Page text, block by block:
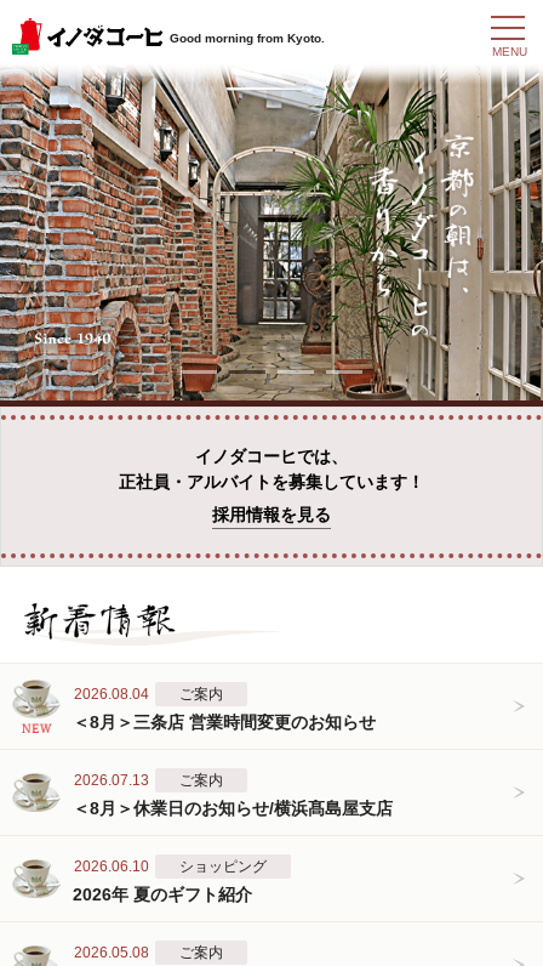
Good morning from Kyoto.
t
o
g
g
l
e
n
a
v
g
a
t
i
o
n
MENU
イノダコーヒでは、
正社員・アルバイトを募集しています！
採用情報を見る
2026.08.04 ご案内
＜8月＞三条店 営業時間変更のお知らせ
2026.07.13 ご案内
＜8月＞休業日のお知らせ/横浜髙島屋支店
2026.06.10 ショッピング
2026年 夏のギフト紹介
2026.05.08 ご案内